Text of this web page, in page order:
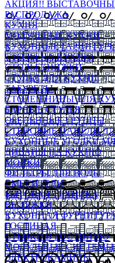
АКЦИЯ!!
РАСПРОДАЖА
КУХНЯ
МОДУЛЬНЫЕ КУХНИ
КУХОННЫЕ
СТОЛЫ НА КУХНЮ
СТОЛЫ КНИЖКИ
СТУЛЬЯ ДЛЯ КУХНИ
ТАБУРЕТЫ
СТОЛЕШНИЦЫ ДЛЯ
БАРНЫЕ СТУЛЬЯ
ОБЕДЕННЫЕ ГРУППЫ
СТЕНОВЫЕ ПАНЕЛИ
КУХОННЫЕ УГОЛКИ
ДИВАНЫ НА КУХНЮ
МОЙКИ
ФИЛЬТРЫ ДЛЯ ВОДЫ
СМЕСИТЕЛИ
БЫТОВАЯ ТЕХНИКА
ВЫТЯЖКИ
КУХОННАЯ
ГОСТИНАЯ
СТЕНКИ В ГОСТИНУЮ
МОДУЛЬНЫЕ
ЭЛЕКТРОКАМИНЫ